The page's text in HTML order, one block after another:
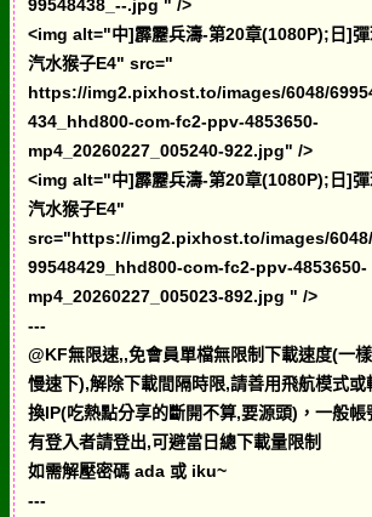
99548438_--.jpg " />
<img alt="中]霹靂兵濤-第20章(1080P);日]彈
汽水猴子E4" src="
https://img2.pixhost.to/images/6048/
434_hhd800-com-fc2-ppv-4853650-
mp4_20260227_005240-922.jpg" />
<img alt="中]霹靂兵濤-第20章(1080P);日]彈
汽水猴子E4"
src="https://img2.pixhost.to/images/
99548429_hhd800-com-fc2-ppv-4853650-
mp4_20260227_005023-892.jpg " />
---
@KF無限速,,免會員單檔無限制下載速度(一
慢速下),解除下載間隔時限,請善用飛航模式或
換IP(吃熱點分享的斷開不算,要源頭)，一般帳
有登入者請登出,可避當日總下載量限制
如需解壓密碼 ada 或 iku~
---